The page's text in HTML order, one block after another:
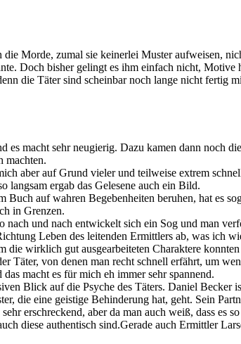
Morde, zumal sie keinerlei Muster aufweisen,
Doch bisher gelingt es ihm einfach nicht, Motive
die Täter sind scheinbar noch lange nicht fertig
macht sehr neugierig. Dazu kamen dann noch
machten.
aber auf Grund vieler und teilweise extrem
langsam ergab das Gelesene auch ein Bild.
auf wahren Begebenheiten beruhen, hat es
in Grenzen.
und nach entwickelt sich ein Sog und man
Leben des leitenden Ermittlers ab, was ich
wirklich gut ausgearbeiteten Charaktere
von denen man recht schnell erfährt, um
macht es für mich eh immer sehr spannend.
Blick auf die Psyche des Täters. Daniel Becker
die eine geistige Behinderung hat, geht. Sein
erschreckend, aber da man auch weiß, dass es
diese authentisch sind.Gerade auch Ermittler